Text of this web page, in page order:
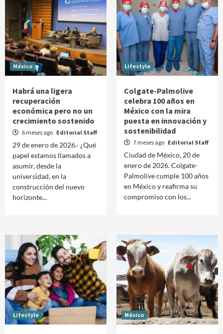
México
Habrá una ligera
recuperación
económica pero no un
crecimiento sostenido
6 meses ago Editorial Staff
29 de enero de 2026.- ¿Qué
papel estamos llamados a
asumir, desde la
universidad, en la
construcción del nuevo
horizonte...
Lifestyle
Colgate-Palmolive
celebra 100 años en
México con la mira
puesta en innovación y
sostenibilidad
7 meses ago Editorial Staff
Ciudad de México, 20 de
enero de 2026. Colgate-
Palmolive cumple 100 años
en México y reafirma su
compromiso con los...
Lifestyle México